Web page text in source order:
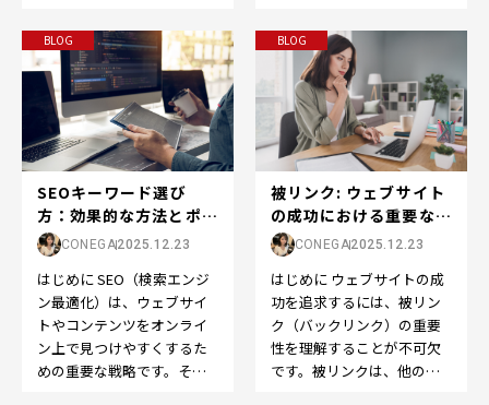
は「SEO順位」の重要性
と…
BLOG
SEOキーワード選び
方：効果的な方法とポイ
ントCONEGA2025.12.23
はじめに SEO（検索エンジ
ン最適化）は、ウェブサイ
トやコンテンツをオンライ
ン上で見つけやすくするた
めの重要な戦略です。その
BLOG
被リンク: ウェブサイト
の成功における重要な役
割 CONEGA2025.12.23
はじめに ウェブサイトの成
功を追求するには、被リン
ク（バックリンク）の重要
性を理解することが不可欠
です。被リンクは、他のウ